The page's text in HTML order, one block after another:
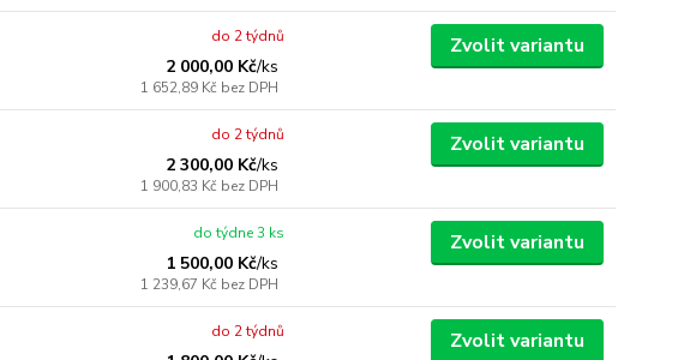
2 000,00 Kč/ks
1 652,89 Kč bez DPH
do 2 týdnů Zvolit variantu
2 300,00 Kč/ks
1 900,83 Kč bez DPH
do 2 týdnů Zvolit variantu
1 500,00 Kč/ks
1 239,67 Kč bez DPH
do týdne 3 ks Zvolit variantu
do 2 týdnů Zvolit variantu